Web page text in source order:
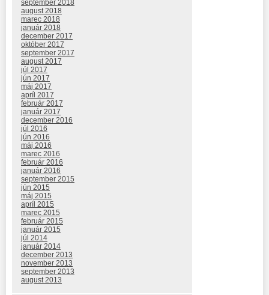
september 2018
august 2018
marec 2018
január 2018
december 2017
október 2017
september 2017
august 2017
júl 2017
jún 2017
máj 2017
apríl 2017
február 2017
január 2017
december 2016
júl 2016
jún 2016
máj 2016
marec 2016
február 2016
január 2016
september 2015
jún 2015
máj 2015
apríl 2015
marec 2015
február 2015
január 2015
júl 2014
január 2014
december 2013
november 2013
september 2013
august 2013